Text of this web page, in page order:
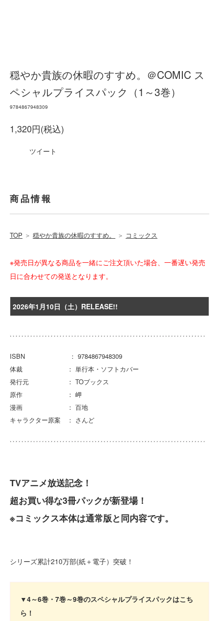
穏やか貴族の休暇のすすめ。＠COMIC ス
ペシャルプライスパック（1～3巻）
9784867948309
1,320円(税込)
ツイート
商品情報
TOP ＞ 穏やか貴族の休暇のすすめ。 ＞ コミックス
※発売日が異なる商品を一緒にご注文頂いた場合、一番遅い発売
日に合わせての発送となります。
2026年1月10日（土）RELEASE!!
ISBN ： 9784867948309
体裁 ： 単行本・ソフトカバー
発行元 ： TOブックス
原作 ： 岬
漫画 ： 百地
キャラクター原案 ： さんど
TVアニメ放送記念！
超お買い得な3冊パックが新登場！
※コミックス本体は通常版と同内容です。
シリーズ累計210万部(紙＋電子）突破！
▼4～6巻・7巻～9巻のスペシャルプライスパックはこち
ら！